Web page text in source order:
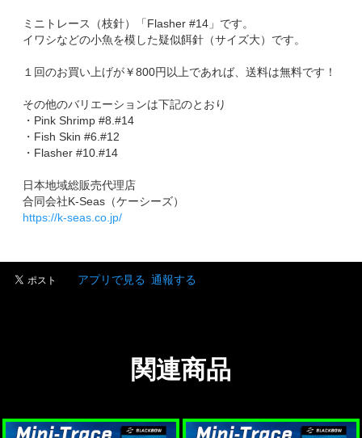
ミニトレース（枝針）「Flasher #14」です。
イワシなどの小魚を模した疑似餌針（サイズ大）です。
１回のお買い上げが￥800円以上であれば、送料は無料です！
その他のバリエーションは下記のとおり
・Pink Shrimp #8.#14
・Fish Skin #6.#12
・Flasher #10.#14
日本地域総販売代理店
合同会社K-Seas（ケーシーズ）
https://k-seas.co.jp/
アプリで見る 通報する
関連商品